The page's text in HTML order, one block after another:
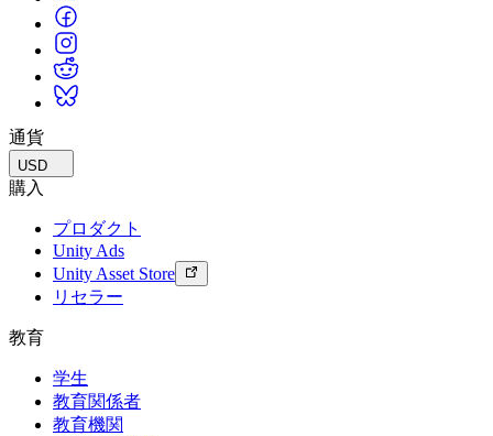
通貨
USD
購入
プロダクト
Unity Ads
Unity Asset Store
リセラー
教育
学生
教育関係者
教育機関